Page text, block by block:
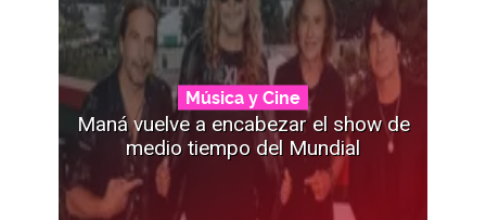
Música y Cine
Maná vuelve a encabezar el show de
medio tiempo del Mundial